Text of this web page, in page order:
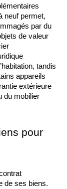
neuf permet,
par du
de valeur
tandis
appareils
extérieure
du mobilier
pour
de ses biens.